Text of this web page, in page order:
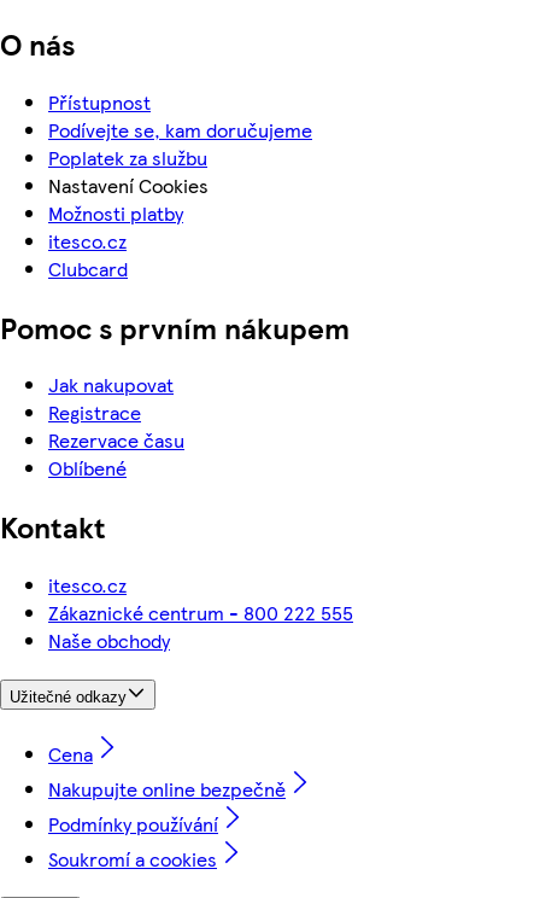
O nás
Přístupnost
Podívejte se, kam doručujeme
Poplatek za službu
Nastavení Cookies
Možnosti platby
itesco.cz
Clubcard
Pomoc s prvním nákupem
Jak nakupovat
Registrace
Rezervace času
Oblíbené
Kontakt
itesco.cz
Zákaznické centrum - 800 222 555
Naše obchody
Užitečné odkazy
Cena
Nakupujte online bezpečně
Podmínky používání
Soukromí a cookies